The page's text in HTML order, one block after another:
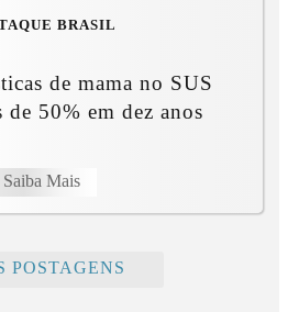
BRASIL
de mama no SUS
de 50% em dez anos
Saiba Mais
POSTAGENS